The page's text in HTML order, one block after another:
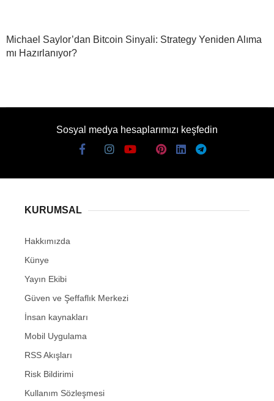
Michael Saylor’dan Bitcoin Sinyali: Strategy Yeniden Alıma
mı Hazırlanıyor?
Sosyal medya hesaplarımızı keşfedin
KURUMSAL
Hakkımızda
Künye
Yayın Ekibi
Güven ve Şeffaflık Merkezi
İnsan kaynakları
Mobil Uygulama
RSS Akışları
Risk Bildirimi
Kullanım Sözleşmesi